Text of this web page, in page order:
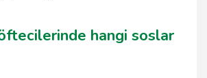
hangi soslar